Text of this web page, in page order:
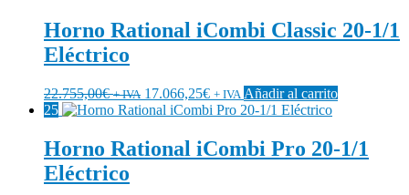
Horno Rational iCombi Classic 20-1/1
Eléctrico
22.755,00€ + IVA 17.066,25€ + IVA Añadir al carrito
25
Horno Rational iCombi Pro 20-1/1
Eléctrico